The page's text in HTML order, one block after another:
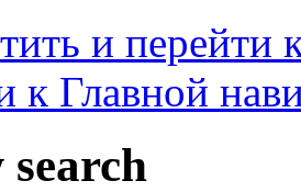
и перейти
к Главной